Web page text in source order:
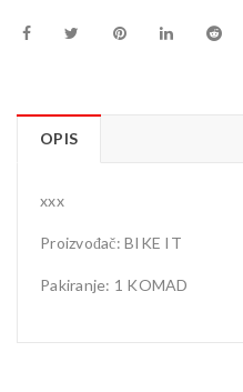
OPIS
xxx
Proizvođač: BIKE IT
Pakiranje: 1 KOMAD